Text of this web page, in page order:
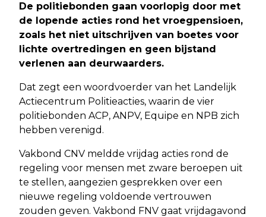
De politiebonden gaan voorlopig door met
de lopende acties rond het vroegpensioen,
zoals het niet uitschrijven van boetes voor
lichte overtredingen en geen bijstand
verlenen aan deurwaarders.
Dat zegt een woordvoerder van het Landelijk
Actiecentrum Politieacties, waarin de vier
politiebonden ACP, ANPV, Equipe en NPB zich
hebben verenigd.
Vakbond CNV meldde vrijdag acties rond de
regeling voor mensen met zware beroepen uit
te stellen, aangezien gesprekken over een
nieuwe regeling voldoende vertrouwen
zouden geven. Vakbond FNV gaat vrijdagavond